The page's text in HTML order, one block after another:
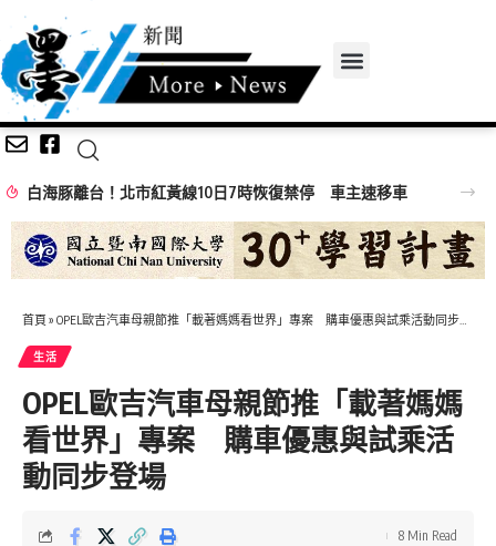
白海豚離台！北市紅黃線10日7時恢復禁停 車主速移車
首頁 » OPEL歐吉汽車母親節推「載著媽媽看世界」專案 購車優惠與試乘活動同步登場
生活
OPEL歐吉汽車母親節推「載著媽媽
看世界」專案 購車優惠與試乘活
動同步登場
8 Min Read